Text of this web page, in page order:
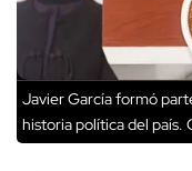
Javier García formó
historia política del país.